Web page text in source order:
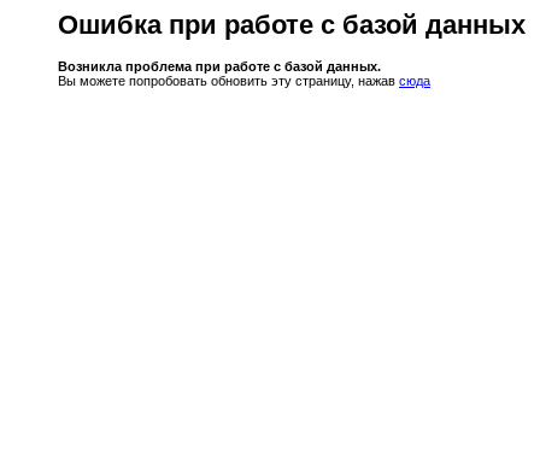
Ошибка при работе с базой данных
Возникла проблема при работе с базой данных.
Вы можете попробовать обновить эту страницу, нажав сюда